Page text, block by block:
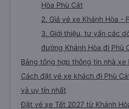
Hòa Phù Cát
2. Giá vé xe Khánh Hòa -
3. Giới thiệu, tư vấn các
đường Khánh Hòa đi Phù
Bảng tổng hợp thông tin nhà xe
Cách đặt vé xe khách đi Phù
và uy tín nhất
Đặt vé xe Tết 2027 từ Khánh